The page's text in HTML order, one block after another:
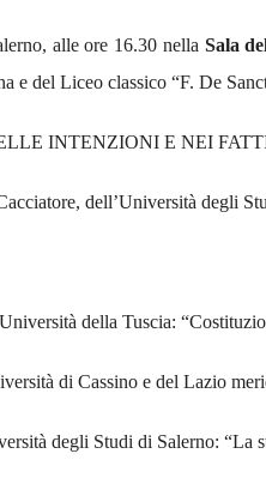
, alle ore 16.30 nella Sala
e del Liceo classico “F. De
INTENZIONI E NEI
, dell’Università degli
della Tuscia: “
di Cassino e del Lazio
degli Studi di Salerno: “La